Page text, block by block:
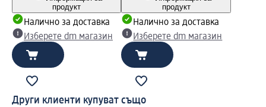
продукт
Налично за доставка
Изберете dm магазин
продукт
Налично за доставка
Изберете dm магазин
Други клиенти купуват също